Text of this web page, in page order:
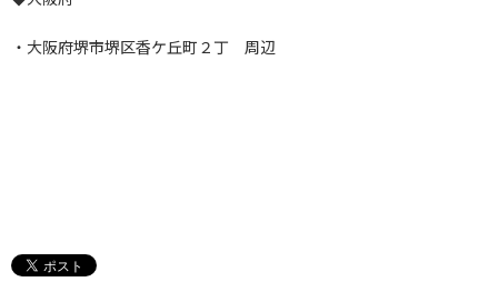
・大阪府堺市堺区香ケ丘町２丁 周辺